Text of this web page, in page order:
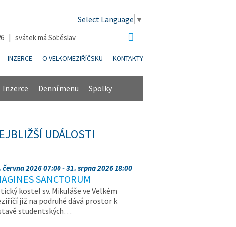
Select Language ▼
| svátek má Soběslav
INZERCE O VELKOMEZIŘÍČSKU KONTAKTY
Inzerce Denní menu Spolky
UDÁLOSTI
června 2026 07:00 - 31. srpna 2026 18:00
SANCTORUM
kostel sv. Mikuláše ve Velkém
již na podruhé dává prostor k
studentských…